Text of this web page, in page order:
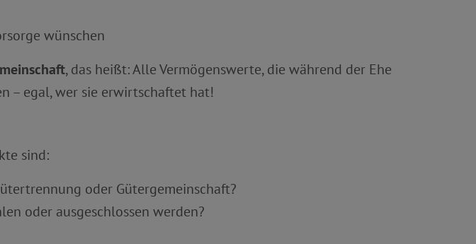
wünschen
, das heißt: Alle Vermögenswerte, die während der Ehe
– egal, wer sie erwirtschaftet hat!
sind:
oder Gütergemeinschaft?
oder ausgeschlossen werden?